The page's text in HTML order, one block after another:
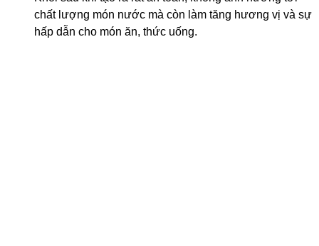
chất lượng món nước mà còn làm tăng hương vị và sự
hấp dẫn cho món ăn, thức uống.